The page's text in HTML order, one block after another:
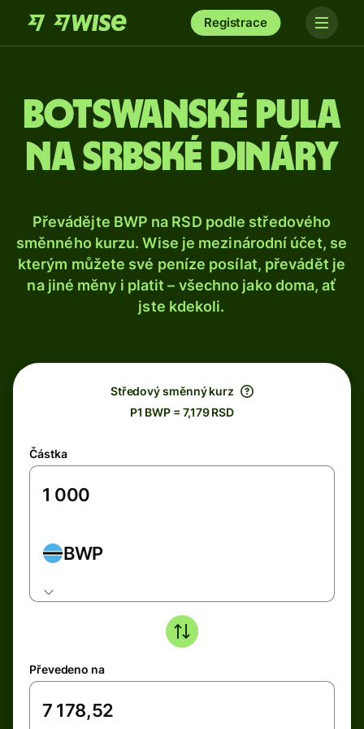
Registrace
Botswanské pula
na srbské dináry
Převádějte BWP na RSD podle středového
směnného kurzu. Wise je mezinárodní účet, se
kterým můžete své peníze posílat, převádět je
na jiné měny i platit – všechno jako doma, ať
jste kdekoli.
Středový směnný kurz
P1 BWP = 7,179 RSD
Částka
BWP
Převedeno na